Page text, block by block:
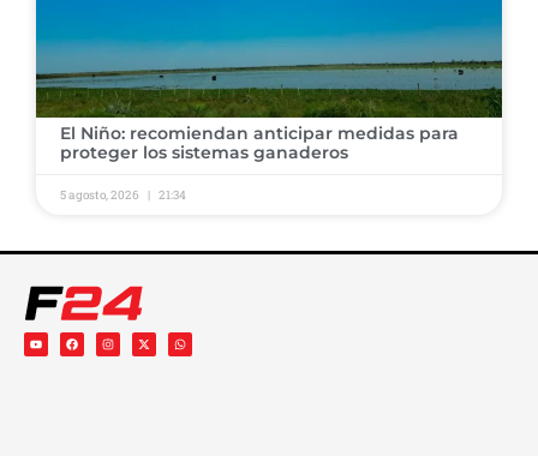
El Niño: recomiendan anticipar medidas para
proteger los sistemas ganaderos
5 agosto, 2026 21:34